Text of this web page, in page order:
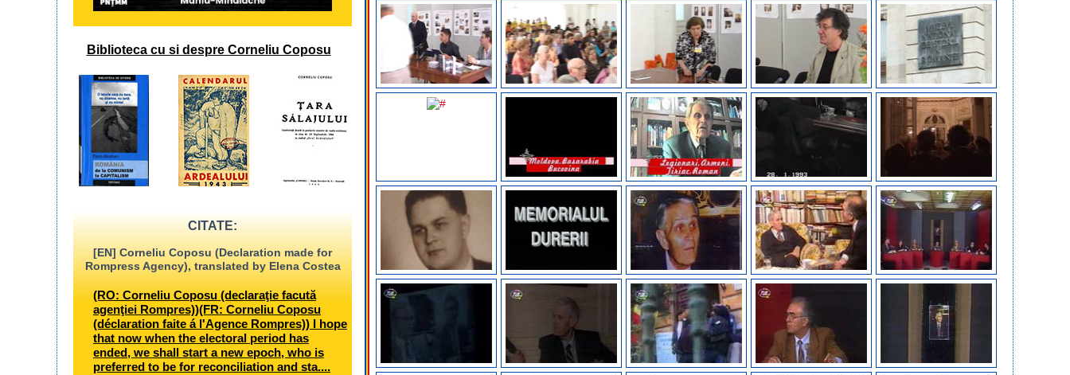
Biblioteca cu si despre Corneliu Coposu
CITATE:
[EN] Corneliu Coposu (Declaration made for
Rompress Agency), translated by Elena Costea
(RO: Corneliu Coposu (declaraţie facută
agenţiei Rompres))(FR: Corneliu Coposu
(déclaration faite á l'Agence Rompres)) I hope
that now when the electoral period has
ended, we shall start a new epoch, who is
preferred to be for reconciliation and sta....